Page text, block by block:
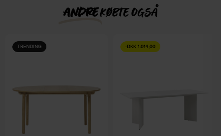
ANDREKØBTE OGSÅ
TRENDING -DKK 1.014,00